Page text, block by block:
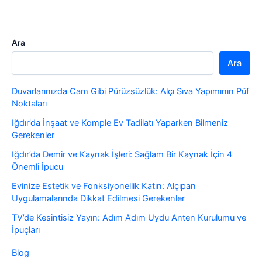
Ara
Ara
Duvarlarınızda Cam Gibi Pürüzsüzlük: Alçı Sıva Yapımının Püf
Noktaları
Iğdır’da İnşaat ve Komple Ev Tadilatı Yaparken Bilmeniz
Gerekenler
Iğdır’da Demir ve Kaynak İşleri: Sağlam Bir Kaynak İçin 4
Önemli İpucu
Evinize Estetik ve Fonksiyonellik Katın: Alçıpan
Uygulamalarında Dikkat Edilmesi Gerekenler
TV’de Kesintisiz Yayın: Adım Adım Uydu Anten Kurulumu ve
İpuçları
Blog